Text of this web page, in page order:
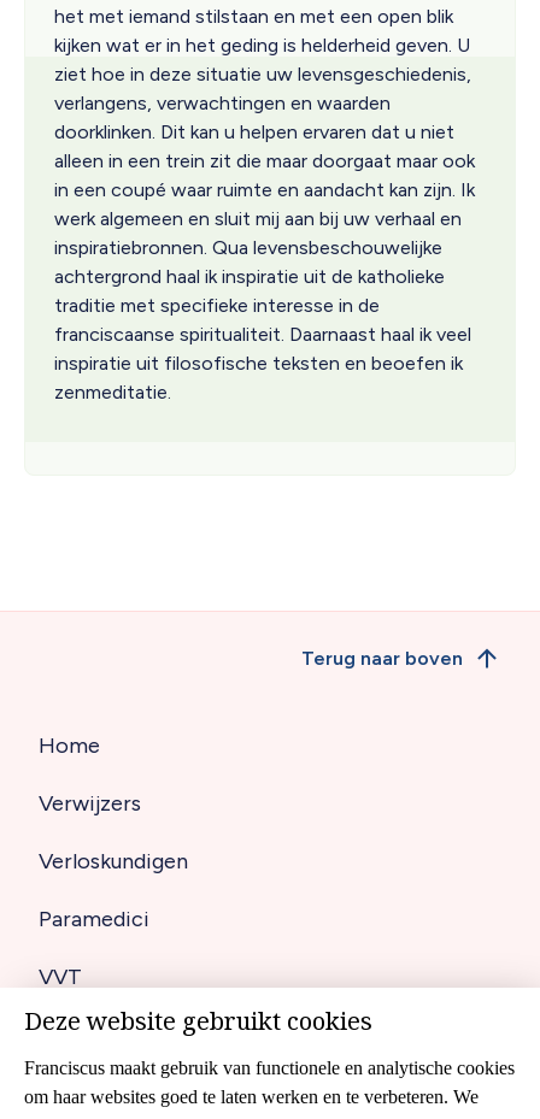
het met iemand stilstaan en met een open blik
kijken wat er in het geding is helderheid geven. U
ziet hoe in deze situatie uw levensgeschiedenis,
verlangens, verwachtingen en waarden
doorklinken. Dit kan u helpen ervaren dat u niet
alleen in een trein zit die maar doorgaat maar ook
in een coupé waar ruimte en aandacht kan zijn. Ik
werk algemeen en sluit mij aan bij uw verhaal en
inspiratiebronnen. Qua levensbeschouwelijke
achtergrond haal ik inspiratie uit de katholieke
traditie met specifieke interesse in de
franciscaanse spiritualiteit. Daarnaast haal ik veel
inspiratie uit filosofische teksten en beoefen ik
zenmeditatie.
(footer)
Home
Verwijzers
Verloskundigen
Paramedici
VVT
Diagnostiek
Terug naar boven
Deze website gebruikt cookies
Franciscus maakt gebruik van functionele en analytische cookies
om haar websites goed te laten werken en te verbeteren. We